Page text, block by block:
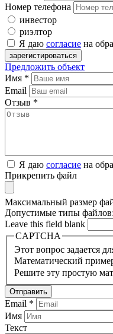
Номер телефона
инвестор
риэлтор
Я даю согласие на
Предложить объект
Имя *
Email
Отзыв *
Я даю согласие на
Прикрепить файл
Максимальный размер
Допустимые типы файлов:
Leave this field blank
CAPTCHA
Этот вопрос задается
Математический
Решите эту простую
Email *
Имя
Текст